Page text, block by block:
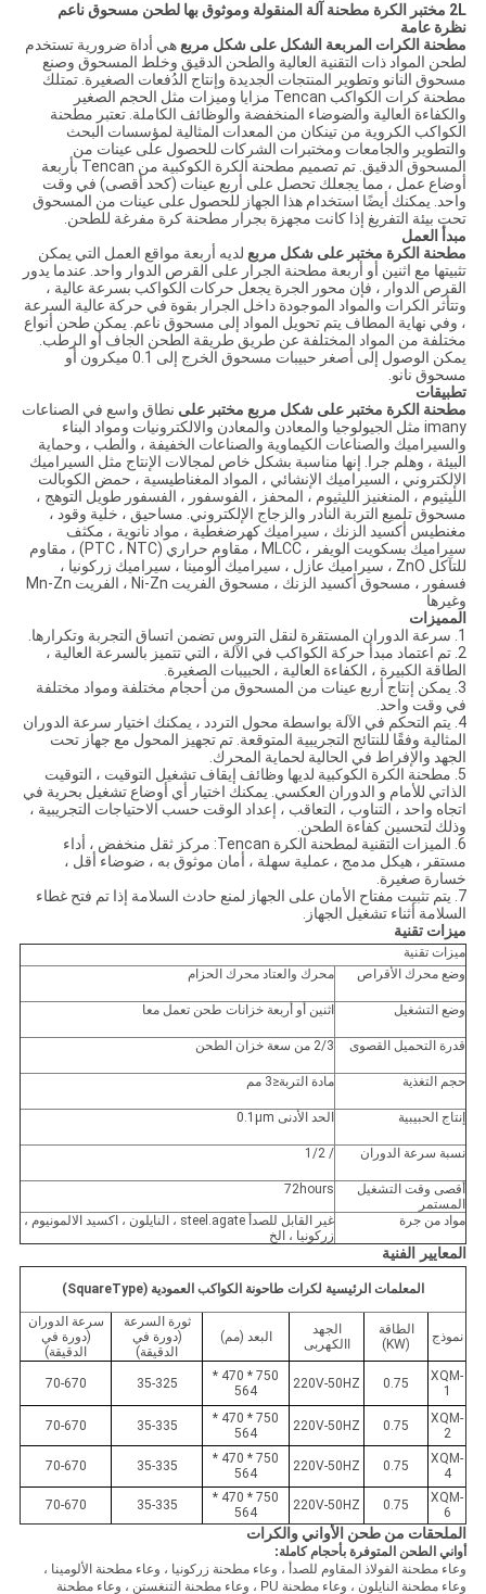
2L مختبر الكرة مطحنة آلة المنقولة وموثوق بها لطحن مسحوق ناعم
نظرة عامة
مطحنة الكرات المربعة الشكل على شكل مربعهي أداة ضرورية تستخدم
لطحن المواد ذات التقنية العالية والطحن الدقيق وخلط المسحوق وصنع
مسحوق النانو وتطوير المنتجات الجديدة وإنتاج الدُفعات الصغيرة. تمتلك
مطحنة كرات الكواكب Tencan مزايا وميزات مثل الحجم الصغير
والكفاءة العالية والضوضاء المنخفضة والوظائف الكاملة. تعتبر مطحنة
الكواكب الكروية من تينكان من المعدات المثالية لمؤسسات البحث
والتطوير والجامعات ومختبرات الشركات للحصول على عينات من
المسحوق الدقيق. تم تصميم مطحنة الكرة الكوكبية من Tencan بأربعة
أوضاع عمل ، مما يجعلك تحصل على أربع عينات (كحد أقصى) في وقت
واحد. يمكنك أيضًا استخدام هذا الجهاز للحصول على عينات من المسحوق
تحت بيئة التفريغ إذا كانت مجهزة بجرار مطحنة كرة مفرغة للطحن.
مبدأ العمل
مطحنة الكرة مختبر على شكل مربعلديه أربعة مواقع العمل التي يمكن
تثبيتها مع اثنين أو أربعة مطحنة الجرار على القرص الدوار واحد. عندما يدور
القرص الدوار ، فإن محور الجرة يجعل حركات الكواكب بسرعة عالية ،
وتتأثر الكرات والمواد الموجودة داخل الجرار بقوة في حركة عالية السرعة
، وفي نهاية المطاف يتم تحويل المواد إلى مسحوق ناعم. يمكن طحن أنواع
مختلفة من المواد المختلفة عن طريق طريقة الطحن الجاف أو الرطب.
يمكن الوصول إلى أصغر حبيبات مسحوق الخرج إلى 0.1 ميكرون أو
مسحوق نانو.
تطبيقات
مطحنة الكرة مختبر على شكل مربع مختبر على نطاق واسع في الصناعات
imany مثل الجيولوجيا والمعادن والمعادن والالكترونيات ومواد البناء
والسيراميك والصناعات الكيماوية والصناعات الخفيفة ، والطب ، وحماية
البيئة ، وهلم جرا. إنها مناسبة بشكل خاص لمجالات الإنتاج مثل السيراميك
الإلكتروني ، السيراميك الإنشائي ، المواد المغناطيسية ، حمض الكوبالت
الليثيوم ، المنغنيز الليثيوم ، المحفز ، الفوسفور ، الفسفور طويل التوهج ،
مسحوق تلميع التربة النادر والزجاج الإلكتروني. مساحيق ، خلية وقود ،
مغنطيس أكسيد الزنك ، سيراميك كهرضغطية ، مواد نانوية ، مكثف
سيراميك بسكويت الويفر ، MLCC ، مقاوم حراري (PTC ، NTC) ، مقاوم
للتآكل ZnO ، سيراميك عازل ، سيراميك ألومينا ، سيراميك زركونيا ،
فسفور ، مسحوق أكسيد الزنك ، مسحوق الفريت Ni-Zn ، الفريت Mn-Zn
وغيرها
المميزات
1. سرعة الدوران المستقرة لنقل التروس تضمن اتساق التجربة وتكرارها.
2. تم اعتماد مبدأ حركة الكواكب في الآلة ، التي تتميز بالسرعة العالية ،
الطاقة الكبيرة ، الكفاءة العالية ، الحبيبات الصغيرة.
3. يمكن إنتاج أربع عينات من المسحوق من أحجام مختلفة ومواد مختلفة
في وقت واحد.
4. يتم التحكم في الآلة بواسطة محول التردد ، يمكنك اختيار سرعة الدوران
المثالية وفقًا للنتائج التجريبية المتوقعة. تم تجهيز المحول مع جهاز تحت
الجهد والإفراط في الحالية لحماية المحرك.
5. مطحنة الكرة الكوكبية لديها وظائف إيقاف تشغيل التوقيت ، التوقيت
الذاتي للأمام و الدوران العكسي. يمكنك اختيار أي أوضاع تشغيل بحرية في
اتجاه واحد ، التناوب ، التعاقب ، إعداد الوقت حسب الاحتياجات التجريبية ،
وذلك لتحسين كفاءة الطحن.
6. الميزات التقنية لمطحنة الكرة Tencan: مركز ثقل منخفض ، أداء
مستقر ، هيكل مدمج ، عملية سهلة ، أمان موثوق به ، ضوضاء أقل ،
خسارة صغيرة.
7. يتم تثبيت مفتاح الأمان على الجهاز لمنع حادث السلامة إذا تم فتح غطاء
السلامة أثناء تشغيل الجهاز.
ميزات تقنية
ميزات تقنية
وضع محرك الأقراص
محرك والعتاد محرك الحزام
وضع التشغيل اثنين أو أربعة خزانات طحن تعمل معا
قدرة التحميل القصوى 2/3 من سعة خزان الطحن
حجم التغذية مادة التربة≤3 مم
إنتاج الحبيبية الحد الأدنى 0.1μm
نسبة سرعة الدوران / 1/2
أقصى وقت التشغيل
المستمر
72hours
مواد من جرة
غير القابل للصدأ steel.agate ، النايلون ، اكسيد الالمونيوم ،
زركونيا ، الخ
المعايير الفنية
المعلمات الرئيسية لكرات طاحونة الكواكب العمودية (SquareType)
نموذج
الطاقة
(KW)
الجهد
االكهربى
البعد (مم)
ثورة السرعة
(دورة في
الدقيقة)
سرعة الدوران
(دورة في
الدقيقة)
XQM-
1
0.75
220V-50HZ
750 * 470 *
564
35-325
70-670
XQM-
2
0.75
220V-50HZ
750 * 470 *
564
35-335
70-670
XQM-
4
0.75
220V-50HZ
750 * 470 *
564
35-335
70-670
XQM-
6
0.75
220V-50HZ
750 * 470 *
564
35-335
70-670
الملحقات من طحن الأواني والكرات
أواني الطحن المتوفرة بأحجام كاملة:
وعاء مطحنة الفولاذ المقاوم للصدأ ، وعاء مطحنة زركونيا ، وعاء مطحنة الألومينا ،
وعاء مطحنة النايلون ، وعاء مطحنة PU ، وعاء مطحنة التنغستن ، وعاء مطحنة